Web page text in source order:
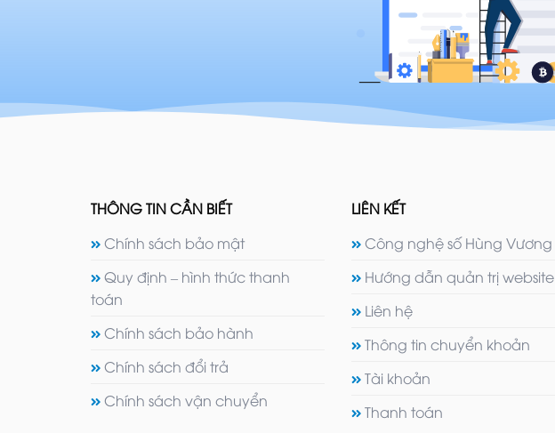
THÔNG TIN CẦN BIẾT
Chính sách bảo mật
Quy định – hình thức thanh
toán
Chính sách bảo hành
Chính sách đổi trả
Chính sách vận chuyển
LIÊN KẾT
Công nghệ số Hùng Vương
Hướng dẫn quản trị website
Liên hệ
Thông tin chuyển khoản
Tài khoản
Thanh toán